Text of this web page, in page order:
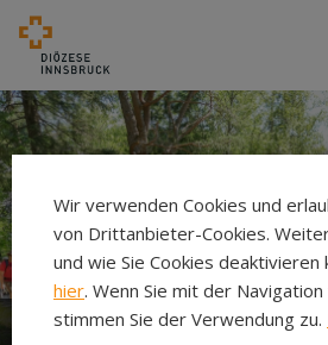
Wir verwenden Cookies und
von Drittanbieter-Cookies.
und wie Sie Cookies deaktivieren
hier. Wenn Sie mit der
stimmen Sie der Verwendung zu.